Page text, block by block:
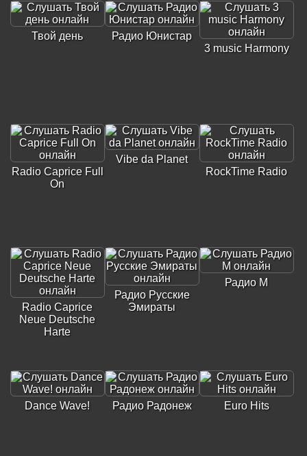
Твой день
Радио Юнистар
3 music Harmony
Radio Caprice Full
On
Vibe da Planet
RockTime Radio
Radio Caprice
Neue Deutsche
Harte
Радио Русские
Эмираты
Радио М
Dance Wave! Радио Радонеж Euro Hits